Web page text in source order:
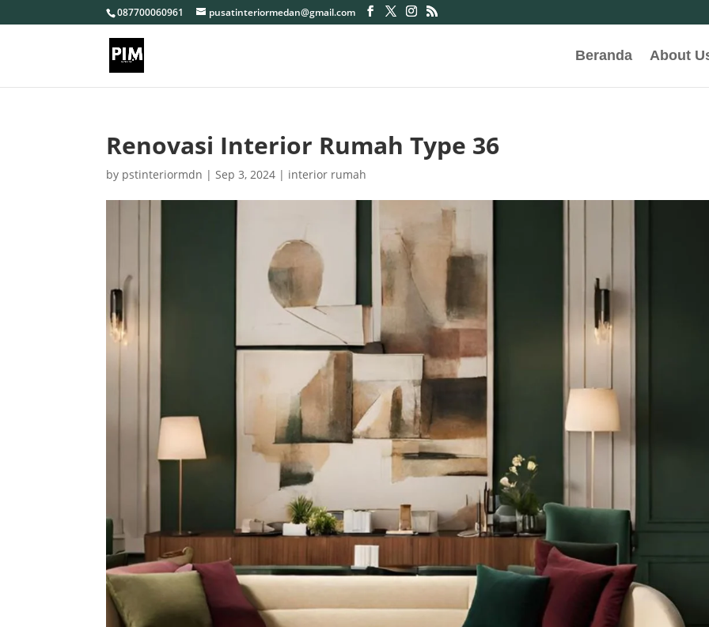
087700060961 pusatinteriormedan@gmail.com
Beranda About
Renovasi Interior Rumah Type 36
by pstinteriormdn |Sep 3, 2024 | interior rumah